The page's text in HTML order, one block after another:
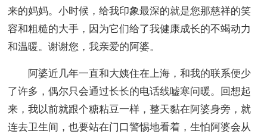
来的妈妈。小时候，给我印象最深的就是您那慈祥的笑
容和粗糙的大手，因为它们给了我健康成长的不竭动力
和温暖。谢谢您，我亲爱的阿婆。
阿婆近几年一直和大姨住在上海，和我的联系便少
了许多，偶尔只会通过长长的电话线嘘寒问暖。回想起
来，我以前就跟个糖粘豆一样，整天黏在阿婆身旁，就
连去卫生间，也要站在门口警惕地看着，生怕阿婆会从